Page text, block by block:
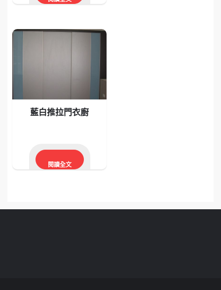
藍白推拉門衣廚
閱讀全文